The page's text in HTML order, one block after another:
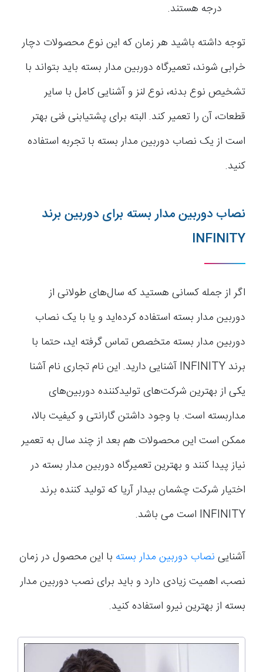
درجه هستند.
توجه داشته باشید هر زمان که این نوع محصولات دچار
خرابی شوند، تعمیرگاه دوربین مدار بسته باید بتواند با
تشخیص نوع بدنه، نوع لنز و آشنایی کامل با سایر
قطعات، آن را تعمیر کند. البته برای پشتیابنی فنی بهتر
است از یک نصاب دوربین مدار بسته با تجربه استفاده
کنید.
نصاب دوربین مدار بسته برای دوربین برند
INFINITY
اگر از جمله کسانی هستید که سال‌های طولانی از
دوربین مدار بسته استفاده کرده‌اید و یا با یک نصاب
دوربین مدار بسته متخصص تماس گرفته اید، حتما با
برند INFINITY آشنایی دارید. این نام تجاری نام آشنا
یکی از بهترین شرکت‌های تولیدکننده دوربین‌های
مداربسته است. با وجود داشتن گارانتی و کیفیت بالا،
ممکن است این محصولات هم بعد از چند سال به تعمیر
نیاز پیدا کنند و بهترین تعمیرگاه دوربین مدار بسته در
اختیار شرکت چشمان بیدار آریا که تولید کننده برند
INFINITY است می باشد.
آشنایی نصاب دوربین مدار بسته با این محصول در زمان
نصب، اهمیت زیادی دارد و باید برای نصب دوربین مدار
بسته از بهترین نیرو استفاده کنید.